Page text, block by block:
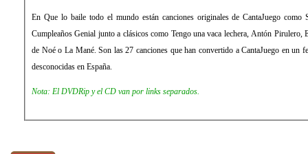
En Que lo baile todo el mundo están canciones originales de CantaJuego
Cumpleaños Genial junto a clásicos como Tengo una vaca lechera, Antón Pirulero,
de Noé o La Mané. Son las 27 canciones que han convertido a CantaJuego en un
desconocidas en España.
Nota: El DVDRip y el CD van por links separados.